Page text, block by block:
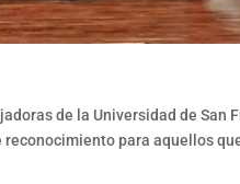
de la Universidad de San
para aquellos